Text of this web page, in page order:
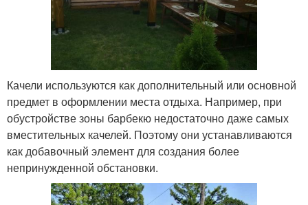
Качели используются как дополнительный или основной
предмет в оформлении места отдыха. Например, при
обустройстве зоны барбекю недостаточно даже самых
вместительных качелей. Поэтому они устанавливаются
как добавочный элемент для создания более
непринужденной обстановки.